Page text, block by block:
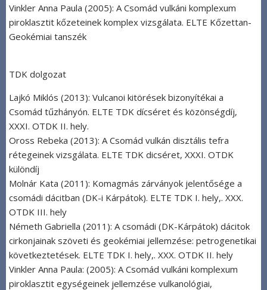
Vinkler Anna Paula (2005): A Csomád vulkáni komplexum
piroklasztit kőzeteinek komplex vizsgálata. ELTE Kőzettan-
Geokémiai tanszék
TDK dolgozat
Lajkó Miklós (2013): Vulcanoi kitörések bizonyítékai a
Csomád tűzhányón. ELTE TDK dícséret és közönségdíj,
XXXI. OTDK II. hely.
Oross Rebeka (2013): A Csomád vulkán disztális tefra
rétegeinek vizsgálata. ELTE TDK dicséret, XXXI. OTDK
különdíj
Molnár Kata (2011): Komagmás zárványok jelentősége a
csomádi dácitban (DK-i Kárpátok). ELTE TDK I. hely,. XXX.
OTDK III. hely
Németh Gabriella (2011): A csomádi (DK-Kárpátok) dácitok
cirkonjainak szöveti és geokémiai jellemzése: petrogenetikai
következtetések. ELTE TDK I. hely,. XXX. OTDK II. hely
Vinkler Anna Paula: (2005): A Csomád vulkáni komplexum
piroklasztit egységeinek jellemzése vulkanológiai,